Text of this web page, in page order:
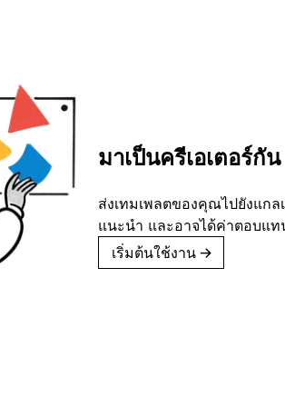
มาเป็นครีเอเตอร์กัน
ส่งเทมเพลตของคุณไปยังแกล
แนะนำ และอาจได้ค่าตอบแ
เริ่มต้นใช้งาน →